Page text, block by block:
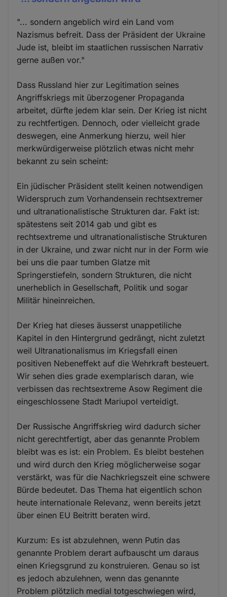
"... sondern angeblich wird ein Land vom
Nazismus befreit. Dass der Präsident der Ukraine
Jude ist, bleibt im staatlichen russischen Narrativ
gerne außen vor."
Dass Russland hier zur Legitimation seines
Angriffskriegs mit überzogener Propaganda
arbeitet, dürfte jedem klar sein. Der Krieg ist nicht
zu rechtfertigen. Dennoch, oder vielleicht grade
deswegen, eine Anmerkung hierzu, weil hier
merkwürdigerweise plötzlich etwas nicht mehr
bekannt zu sein scheint:
Ein jüdischer Präsident stellt keinen notwendigen
Widerspruch zum Vorhandensein rechtsextremer
und ultranationalistische Strukturen dar. Fakt ist:
spätestens seit 2014 gab und gibt es
rechtsextreme und ultranationalistische Strukturen
in der Ukraine, und zwar nicht nur in der Form wie
bei uns die paar tumben Glatze mit
Springerstiefeln, sondern Strukturen, die nicht
unerheblich in Gesellschaft, Politik und sogar
Militär hineinreichen.
Der Krieg hat dieses äusserst unappetiliche
Kapitel in den Hintergrund gedrängt, nicht zuletzt
weil Ultranationalismus im Kriegsfall einen
positiven Nebeneffekt auf die Wehrkraft besteuert.
Wir sehen dies grade exemplarisch daran, wie
verbissen das rechtsextreme Asow Regiment die
eingeschlossene Stadt Mariupol verteidigt.
Der Russische Angriffskrieg wird dadurch sicher
nicht gerechtfertigt, aber das genannte Problem
bleibt was es ist: ein Problem. Es bleibt bestehen
und wird durch den Krieg möglicherweise sogar
verstärkt, was für die Nachkriegszeit eine schwere
Bürde bedeutet. Das Thema hat eigentlich schon
heute internationale Relevanz, wenn bereits jetzt
über einen EU Beitritt beraten wird.
Kurzum: Es ist abzulehnen, wenn Putin das
genannte Problem derart aufbauscht um daraus
einen Kriegsgrund zu konstruieren. Genau so ist
es jedoch abzulehnen, wenn das genannte
Problem plötzlich medial totgeschwiegen wird,